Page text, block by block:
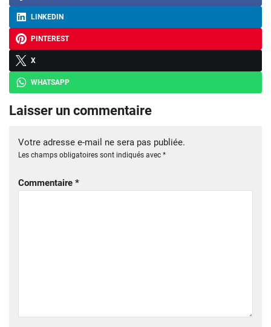
LINKEDIN
PINTEREST
X
WHATSAPP
Laisser un commentaire
Votre adresse e-mail ne sera pas publiée.
Les champs obligatoires sont indiqués avec *
Commentaire *